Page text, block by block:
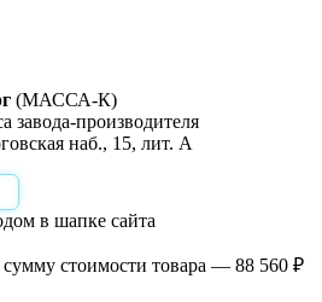
(МАССА-К)
завода-производителя
наб., 15, лит. А
в шапке сайта
сумму стоимости товара — 88 560 ₽